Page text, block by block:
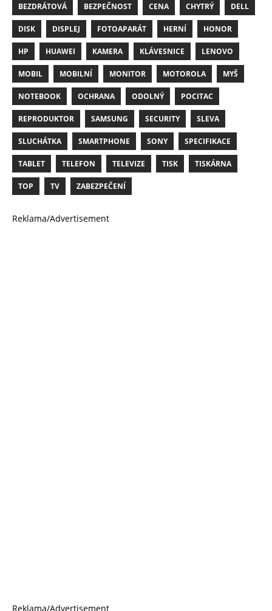
BEZDRÁTOVÁ BEZPEČNOST CENA CHYTRÝ DELL
DISK DISPLEJ FOTOAPARÁT HERNÍ HONOR
HP HUAWEI KAMERA KLÁVESNICE LENOVO
MOBIL MOBILNÍ MONITOR MOTOROLA MYŠ
NOTEBOOK OCHRANA ODOLNÝ POCITAC
REPRODUKTOR SAMSUNG SECURITY SLEVA
SLUCHÁTKA SMARTPHONE SONY SPECIFIKACE
TABLET TELEFON TELEVIZE TISK TISKÁRNA
TOP TV ZABEZPEČENÍ
Reklama/Advertisement
Reklama/Advertisement